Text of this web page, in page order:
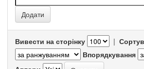
Вивести на сторінку |
Впорядкування